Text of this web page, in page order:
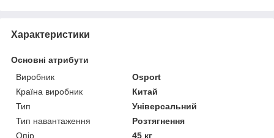
Характеристики
Основні атрибути
Виробник
Osport
Країна виробник
Китай
Тип
Універсальний
Тип навантаження
Розтягнення
Опір
45 кг